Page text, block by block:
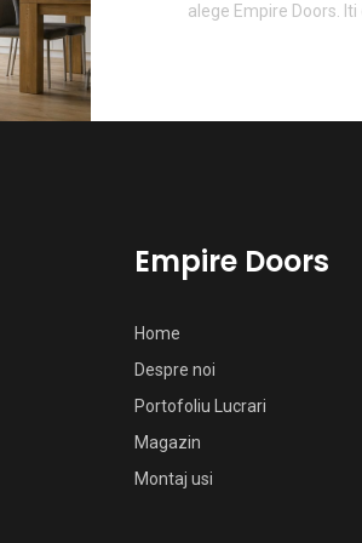
alege Empire Doors.
Empire Doors
Home
Despre noi
Portofoliu Lucrari
Magazin
Montaj usi